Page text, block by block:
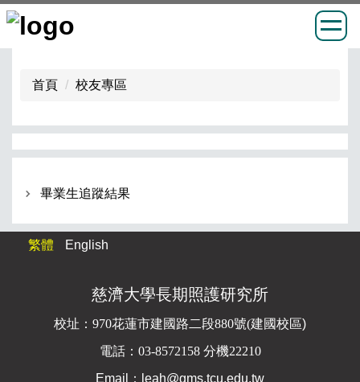
內
容
首頁 校友專區
畢業生追蹤結果
繁體 English
慈濟大學長期照護研究所
校址： 970花蓮市建國路二段880號(建國校區)
電話：03-8572158 分機22210
Email：leah@gms.tcu.edu.tw